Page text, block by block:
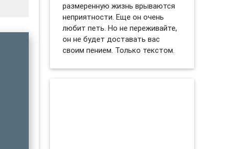
размеренную жизнь врываются
неприятности. Еще он очень
любит петь. Но не переживайте,
он не будет доставать вас
своим пением. Только текстом.